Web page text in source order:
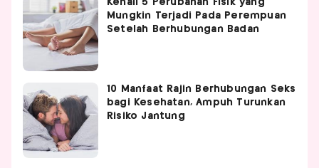
Kenali 5 Perubahan Fisik yang
Mungkin Terjadi Pada Perempuan
Setelah Berhubungan Badan
10 Manfaat Rajin Berhubungan Seks
bagi Kesehatan, Ampuh Turunkan
Risiko Jantung